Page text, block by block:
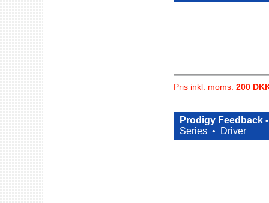
Pris inkl. moms: 200
Prodigy Feedback
Series •
Driver